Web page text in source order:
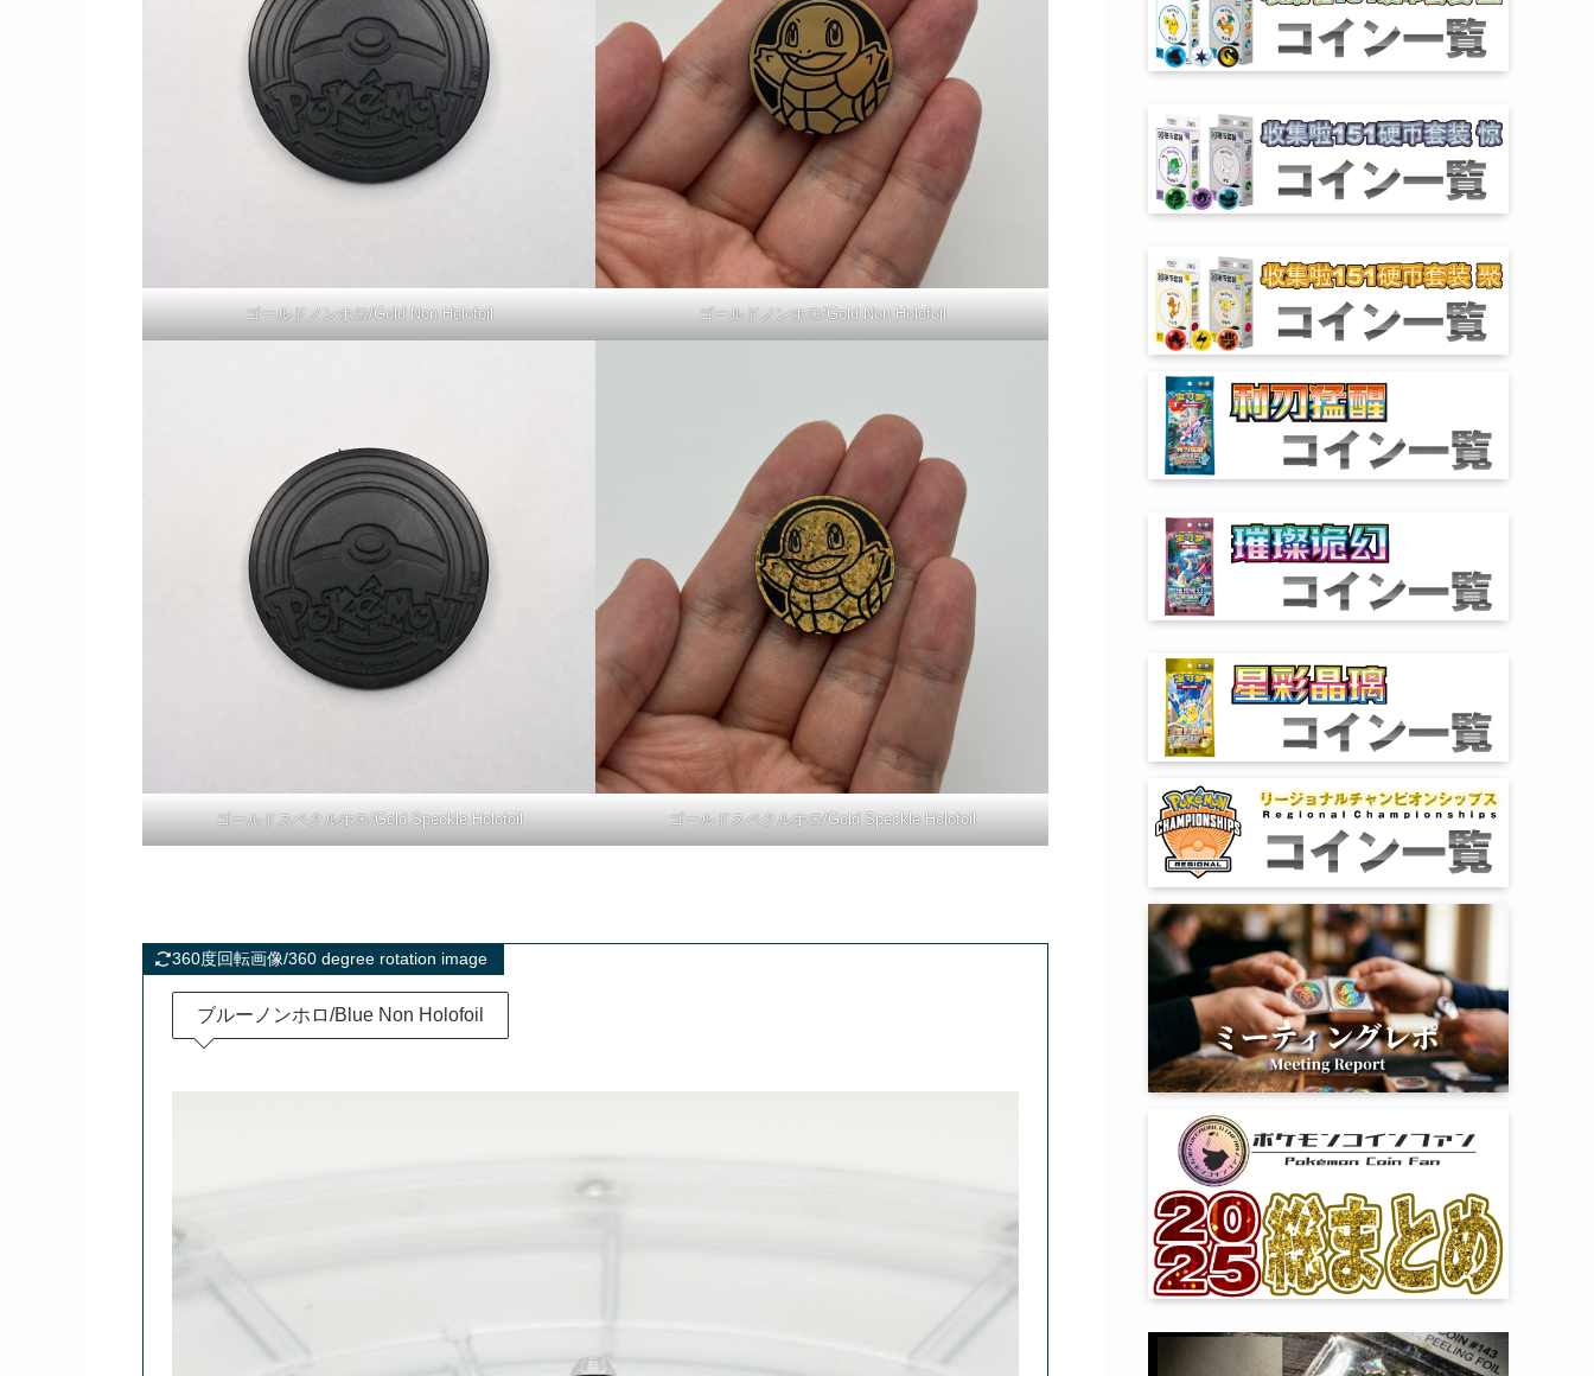
ゴールドノンホロ/Gold Non Holofoil ゴールドノンホロ/Gold Non Holofoil
ゴールドスペクルホロ/Gold Speckle Holofoil ゴールドスペクルホロ/Gold Speckle Holofoil
360度回転画像/360 degree rotation image
ブルーノンホロ/Blue Non Holofoil